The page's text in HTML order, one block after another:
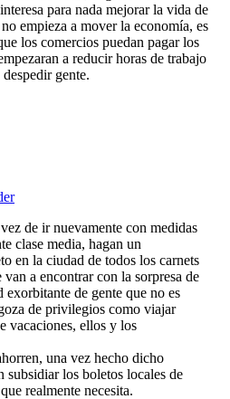
para nada mejorar la vida de
empieza a mover la economía, es
los comercios puedan pagar los
a reducir horas de trabajo
gente.
de ir nuevamente con medidas
clase media, hagan un
en la ciudad de todos los carnets
a encontrar con la sorpresa de
exorbitante de gente que no es
de privilegios como viajar
vacaciones, ellos y los
una vez hecho dicho
subsidiar los boletos locales de
realmente necesita.